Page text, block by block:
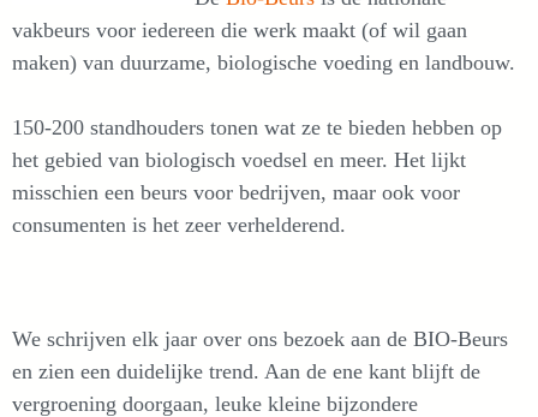
vakbeurs voor iedereen die werk maakt (of wil gaan
maken) van duurzame, biologische voeding en landbouw.
150-200 standhouders tonen wat ze te bieden hebben op
het gebied van biologisch voedsel en meer. Het lijkt
misschien een beurs voor bedrijven, maar ook voor
consumenten is het zeer verhelderend.
We schrijven elk jaar over ons bezoek aan de BIO-Beurs
en zien een duidelijke trend. Aan de ene kant blijft de
vergroening doorgaan, leuke kleine bijzondere